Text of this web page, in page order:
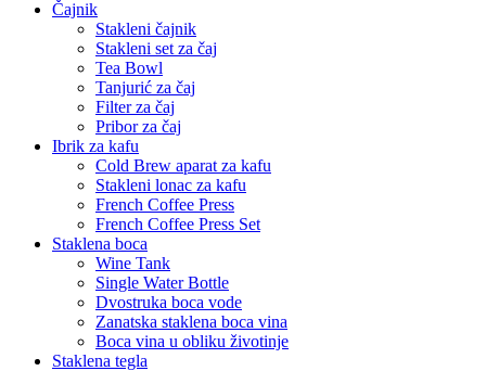
Čajnik
Stakleni čajnik
Stakleni set za čaj
Tea Bowl
Tanjurić za čaj
Filter za čaj
Pribor za čaj
Ibrik za kafu
Cold Brew aparat za kafu
Stakleni lonac za kafu
French Coffee Press
French Coffee Press Set
Staklena boca
Wine Tank
Single Water Bottle
Dvostruka boca vode
Zanatska staklena boca vina
Boca vina u obliku životinje
Staklena tegla